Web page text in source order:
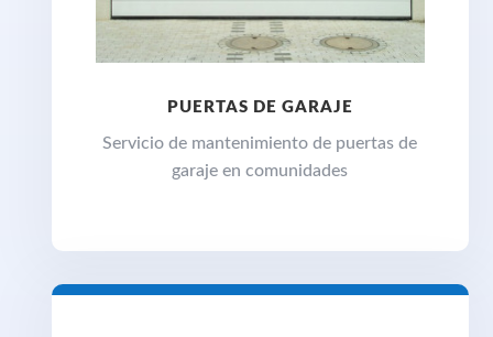
PUERTAS DE GARAJE
Servicio de mantenimiento de puertas de
garaje en comunidades